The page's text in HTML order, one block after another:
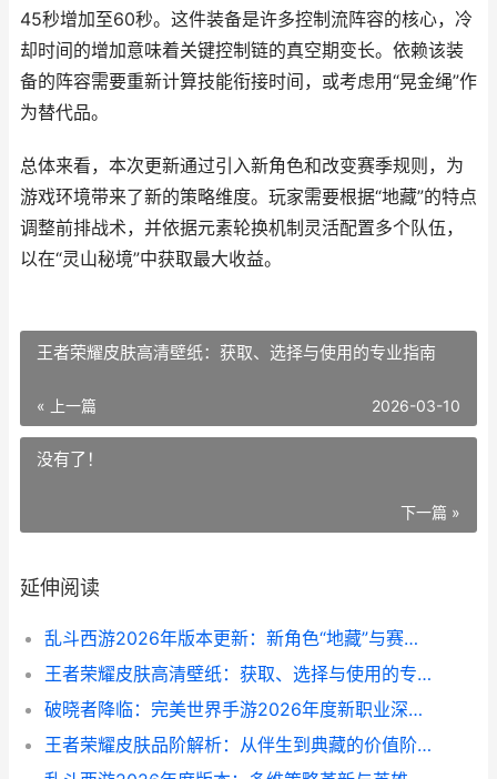
45秒增加至60秒。这件装备是许多控制流阵容的核心，冷
却时间的增加意味着关键控制链的真空期变长。依赖该装
备的阵容需要重新计算技能衔接时间，或考虑用“晃金绳”作
为替代品。
总体来看，本次更新通过引入新角色和改变赛季规则，为
游戏环境带来了新的策略维度。玩家需要根据“地藏”的特点
调整前排战术，并依据元素轮换机制灵活配置多个队伍，
以在“灵山秘境”中获取最大收益。
王者荣耀皮肤高清壁纸：获取、选择与使用的专业指南
« 上一篇 2026-03-10
没有了！
下一篇 »
延伸阅读
乱斗西游2026年版本更新：新角色“地藏”与赛季机制深度解析
王者荣耀皮肤高清壁纸：获取、选择与使用的专业指南
破晓者降临：完美世界手游2026年度新职业深度解析
王者荣耀皮肤品阶解析：从伴生到典藏的价值阶梯